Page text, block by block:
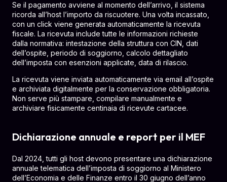
Se il pagamento avviene al momento dell’arrivo, il sistema
ricorda all’host l’importo da riscuotere. Una volta incassato,
con un click viene generata automaticamente la ricevuta
fiscale. La ricevuta include tutte le informazioni richieste
dalla normativa: intestazione della struttura con CIN, dati
dell’ospite, periodo di soggiorno, calcolo dettagliato
dell’imposta con esenzioni applicate, data di rilascio.
La ricevuta viene inviata automaticamente via email all’ospite
e archiviata digitalmente per la conservazione obbligatoria.
Non serve più stampare, compilare manualmente e
archiviare fisicamente centinaia di ricevute cartacee.
Dichiarazione annuale e report per il MEF
Dal 2024, tutti gli host devono presentare una dichiarazione
annuale telematica dell’imposta di soggiorno al Ministero
dell’Economia e delle Finanze entro il 30 giugno dell’anno